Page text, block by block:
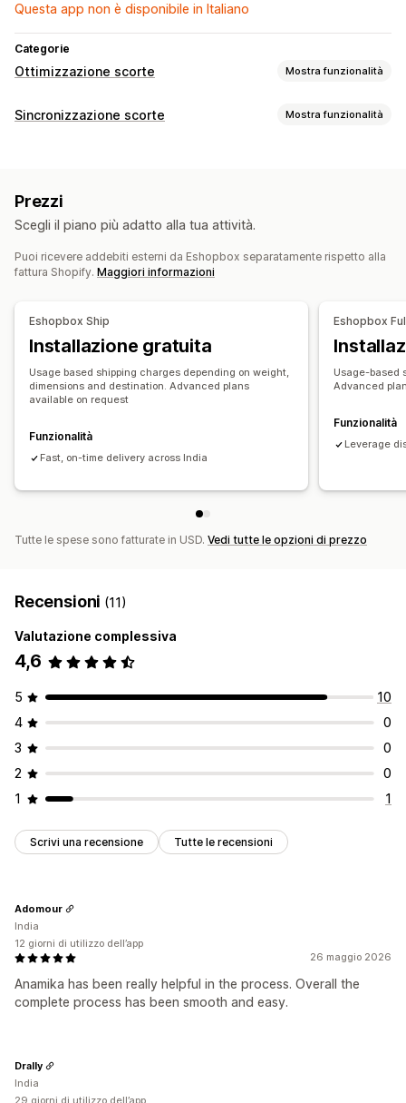
Questa app non è disponibile in Italiano
Categorie
Ottimizzazione scorte Mostra funzionalità
Gestione delle scorte
Resi
Spedizione
Notifiche e analisi
Dati e statistiche approfonditi Notifiche via email
Sincronizzazione scorte Mostra funzionalità
Prezzi
Scegli il piano più adatto alla tua attività.
Puoi ricevere addebiti esterni da Eshopbox separatamente rispetto alla
fattura Shopify. Maggiori informazioni
Eshopbox Ship
Installazione gratuita
Usage based shipping charges depending on weight,
dimensions and destination. Advanced plans
available on request
Funzionalità
Fast, on-time delivery across India
Eshopbox
Usage-based
Advanced
Funzionalità
Leverage
Tutte le spese sono fatturate in USD. Vedi tutte le opzioni di prezzo
Recensioni (11)
Valutazione complessiva
4,6
5
10
4
0
3
0
2
0
1
1
Scrivi una recensione Tutte le recensioni
26 maggio 2026
Anamika has been really helpful in the process. Overall the
complete process has been smooth and easy.
Adomour
India
12 giorni di utilizzo dell’app
Drally
India